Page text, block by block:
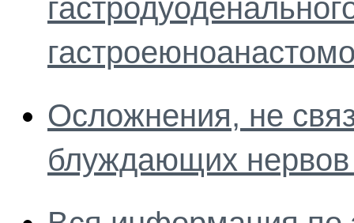
Осложнения, не
блуждающих нервов